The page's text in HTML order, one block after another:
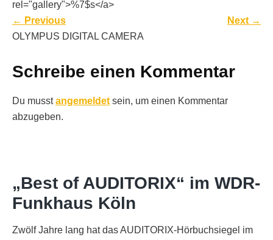
rel="gallery">%7$s</a>
← Previous Next →
OLYMPUS DIGITAL CAMERA
Schreibe einen Kommentar
Du musstangemeldet sein, um einen Kommentar
abzugeben.
„Best of AUDITORIX“ im WDR-
Funkhaus Köln
Zwölf Jahre lang hat das AUDITORIX-Hörbuchsiegel im